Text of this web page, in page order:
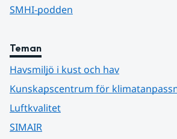
SMHI-podden
Teman
Havsmiljö i kust och hav
Kunskapscentrum för
Luftkvalitet
SIMAIR